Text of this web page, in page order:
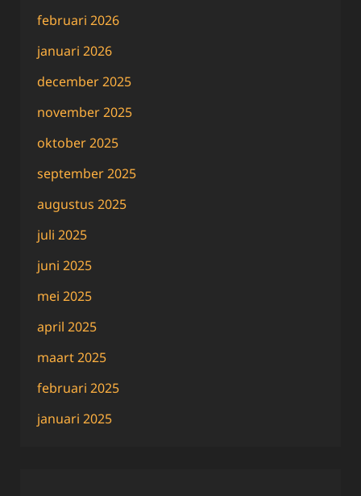
februari 2026
januari 2026
december 2025
november 2025
oktober 2025
september 2025
augustus 2025
juli 2025
juni 2025
mei 2025
april 2025
maart 2025
februari 2025
januari 2025